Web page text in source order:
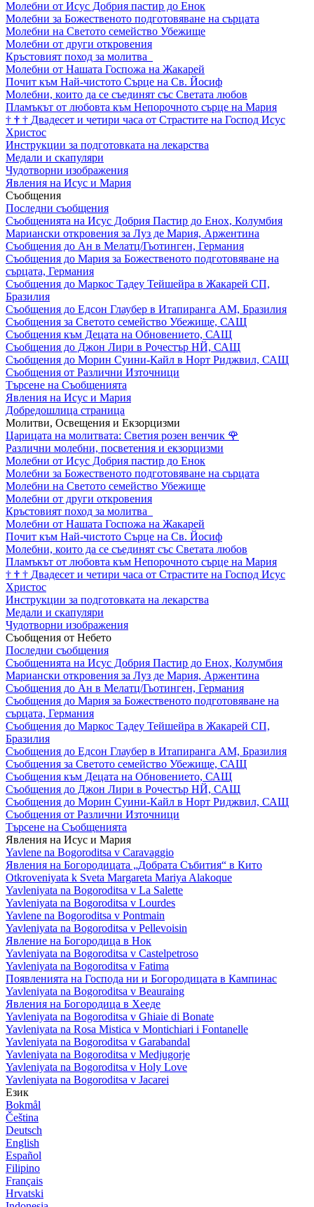
Молебни от Исус Добрия пастир до Енок
Молебни за Божественото подготовяване на сърцата
Молебни на Светото семейство Убежище
Молебни от други откровения
Кръстовият поход за молитва
Молебни от Нашата Госпожа на Жакарей
Почит към Най-чистото Сърце на Св. Йосиф
Молебни, които да се съединят със Светата любов
Пламъкът от любовта към Непорочното сърце на Мария
† † † Двадесет и четири часа от Страстите на Господ Исус
Христос
Инструкции за подготовката на лекарства
Медали и скапуляри
Чудотворни изображения
Явления на Исус и Мария
Съобщения
Последни съобщения
Съобщенията на Исус Добрия Пастир до Енох, Колумбия
Мариански откровения за Луз де Мария, Аржентина
Съобщения до Ан в Мелатц/Гьотинген, Германия
Съобщения до Мария за Божественото подготовяване на
сърцата, Германия
Съобщения до Маркос Тадеу Тейшейра в Жакарей СП,
Бразилия
Съобщения до Едсон Глаубер в Итапиранга АМ, Бразилия
Съобщения за Светото семейство Убежище, САЩ
Съобщения към Децата на Обновението, САЩ
Съобщения до Джон Лири в Рочестър НЙ, САЩ
Съобщения до Морин Суини-Кайл в Норт Риджвил, САЩ
Съобщения от Различни Източници
Търсене на Съобщенията
Явления на Исус и Мария
Добредошлица страница
Молитви, Освещения и Екзорцизми
Царицата на молитвата: Светия розен венчик 🌹
Различни молебни, посветения и екзорцизми
Молебни от Исус Добрия пастир до Енок
Молебни за Божественото подготовяване на сърцата
Молебни на Светото семейство Убежище
Молебни от други откровения
Кръстовият поход за молитва
Молебни от Нашата Госпожа на Жакарей
Почит към Най-чистото Сърце на Св. Йосиф
Молебни, които да се съединят със Светата любов
Пламъкът от любовта към Непорочното сърце на Мария
† † † Двадесет и четири часа от Страстите на Господ Исус
Христос
Инструкции за подготовката на лекарства
Медали и скапуляри
Чудотворни изображения
Съобщения от Небето
Последни съобщения
Съобщенията на Исус Добрия Пастир до Енох, Колумбия
Мариански откровения за Луз де Мария, Аржентина
Съобщения до Ан в Мелатц/Гьотинген, Германия
Съобщения до Мария за Божественото подготовяване на
сърцата, Германия
Съобщения до Маркос Тадеу Тейшейра в Жакарей СП,
Бразилия
Съобщения до Едсон Глаубер в Итапиранга АМ, Бразилия
Съобщения за Светото семейство Убежище, САЩ
Съобщения към Децата на Обновението, САЩ
Съобщения до Джон Лири в Рочестър НЙ, САЩ
Съобщения до Морин Суини-Кайл в Норт Риджвил, САЩ
Съобщения от Различни Източници
Търсене на Съобщенията
Явления на Исус и Мария
Yavlene na Bogoroditsa v Caravaggio
Явления на Богородицата „Добрата Събития“ в Кито
Otkroveniyata k Sveta Margareta Mariya Alakoque
Yavleniyata na Bogoroditsa v La Salette
Yavleniyata na Bogoroditsa v Lourdes
Yavlene na Bogoroditsa v Pontmain
Yavleniyata na Bogoroditsa v Pellevoisin
Явление на Богородица в Нок
Yavleniyata na Bogoroditsa v Castelpetroso
Yavleniyata na Bogoroditsa v Fatima
Появленията на Господа ни и Богородицата в Кампинас
Yavleniyata na Bogoroditsa v Beauraing
Явления на Богородица в Хееде
Yavleniyata na Bogoroditsa v Ghiaie di Bonate
Yavleniyata na Rosa Mistica v Montichiari i Fontanelle
Yavleniyata na Bogoroditsa v Garabandal
Yavleniyata na Bogoroditsa v Medjugorje
Yavleniyata na Bogoroditsa v Holy Love
Yavleniyata na Bogoroditsa v Jacarei
Език
Bokmål
Čeština
Deutsch
English
Español
Filipino
Français
Hrvatski